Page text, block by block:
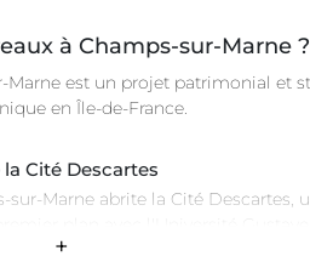
à Champs-sur-Marne ?
Marne est un projet patrimonial et
en Île-de-France.
Cité Descartes
Marne abrite la Cité Descartes,
Paris. Acheter vos bureaux ici,
+